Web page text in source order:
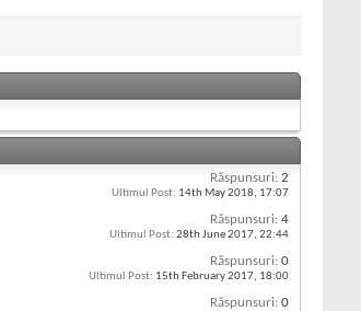
Răspunsuri: 2
Ultimul Post: 14th May 2018, 17:07
Răspunsuri: 4
Ultimul Post: 28th June 2017, 22:44
Răspunsuri: 0
Ultimul Post: 15th February 2017, 18:00
Răspunsuri: 0